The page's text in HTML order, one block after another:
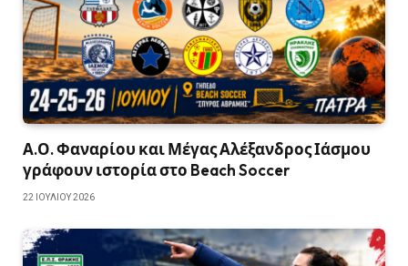
Α.Ο. Φαναρίου και Μέγας Αλέξανδρος Ιάσμου
γράφουν ιστορία στο Beach Soccer
22 ΙΟΥΛΊΟΥ 2026